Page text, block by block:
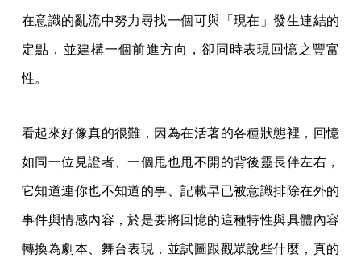
在意識的亂流中努力尋找一個可與「現在」發生連結的
定點，並建構一個前進方向，卻同時表現回憶之豐富
性。
看起來好像真的很難，因為在活著的各種狀態裡，回憶
如同一位見證者、一個甩也甩不開的背後靈長伴左右，
它知道連你也不知道的事、記載早已被意識排除在外的
事件與情感內容，於是要將回憶的這種特性與具體內容
轉換為劇本、舞台表現，並試圖跟觀眾說些什麼，真的